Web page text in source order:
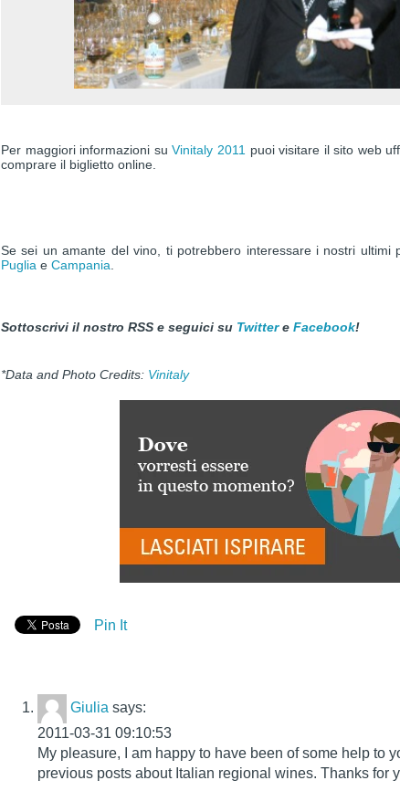
Per maggiori informazioni suVinitaly 2011 puoi visitare il sito web
comprare il biglietto online.
Se sei un amante del vino, ti potrebbero interessare i nostri ultimi
Puglia e Campania
Sottoscrivi il nostro RSS e seguici su Twittere Facebook!
*Data and Photo Credits: Vinitaly
Pin It
Giulia says:
2011-03-31 09:10:53
My pleasure, I am happy to have been of some help to
previous posts about Italian regional wines. Thanks for